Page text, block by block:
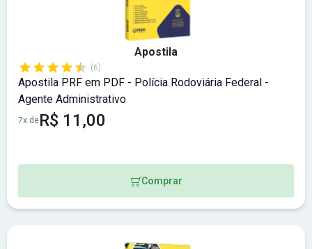
Apostila
(6)
Apostila PRF em PDF - Polícia Rodoviária Federal -
Agente Administrativo
7x deR$ 11,00
Comprar